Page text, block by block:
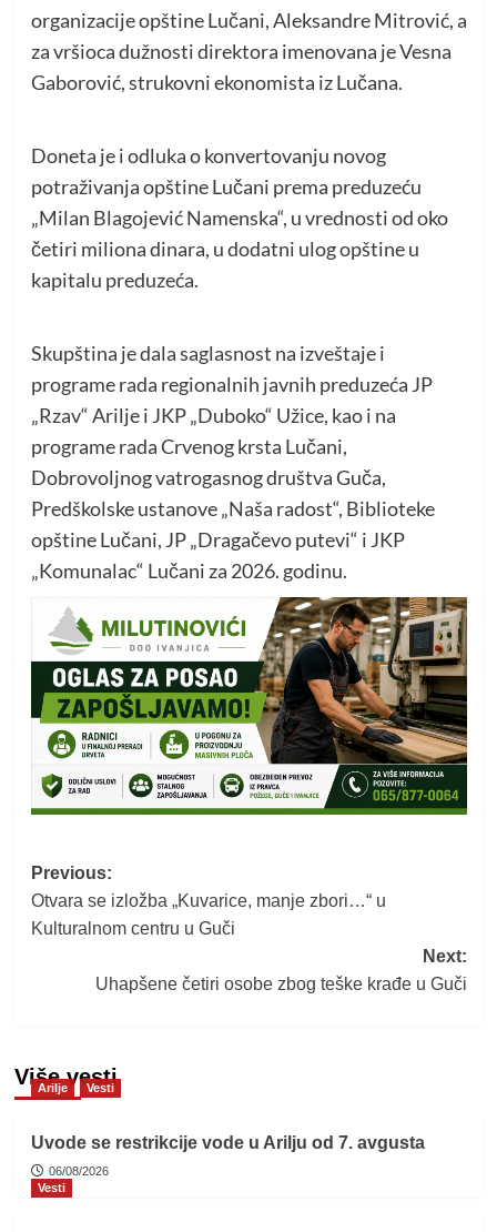
organizacije opštine Lučani, Aleksandre Mitrović, a
za vršioca dužnosti direktora imenovana je Vesna
Gaborović, strukovni ekonomista iz Lučana.
Doneta je i odluka o konvertovanju novog
potraživanja opštine Lučani prema preduzeću
„Milan Blagojević Namenska“, u vrednosti od oko
četiri miliona dinara, u dodatni ulog opštine u
kapitalu preduzeća.
Skupština je dala saglasnost na izveštaje i
programe rada regionalnih javnih preduzeća JP
„Rzav“ Arilje i JKP „Duboko“ Užice, kao i na
programe rada Crvenog krsta Lučani,
Dobrovoljnog vatrogasnog društva Guča,
Predškolske ustanove „Naša radost“, Biblioteke
opštine Lučani, JP „Dragačevo putevi“ i JKP
„Komunalac“ Lučani za 2026. godinu.
Post
navigation
Previous:
Otvara se izložba „Kuvаrice, manje zbori…“ u
Kulturalnom centru u Guči
Next:
Uhapšene četiri osobe zbog teške krađe u Guči
Više vesti
Arilje Vesti
Uvode se restrikcije vode u Arilju od 7. avgusta
06/08/2026
Vesti